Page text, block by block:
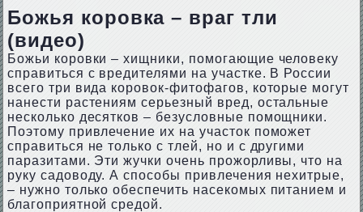
Божья коровка – враг тли
(видео)
Божьи коровки – хищники, помогающие человеку
справиться с вредителями на участке. В России
всего три вида коровок-фитофагов, которые могут
нанести растениям серьезный вред, остальные
несколько десятков – безусловные помощники.
Поэтому привлечение их на участок поможет
справиться не только с тлей, но и с другими
паразитами. Эти жучки очень прожорливы, что на
руку садоводу. А способы привлечения нехитрые,
– нужно только обеспечить насекомых питанием и
благоприятной средой.